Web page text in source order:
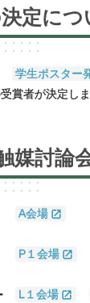
決定につ
学生ポスター
賞者が決定しま
媒討論
A会場
P１会場
L１会場